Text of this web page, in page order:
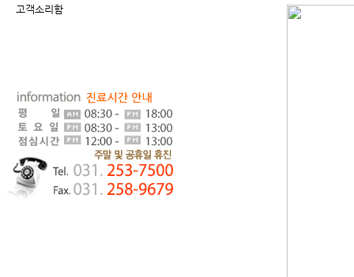
고객소리함